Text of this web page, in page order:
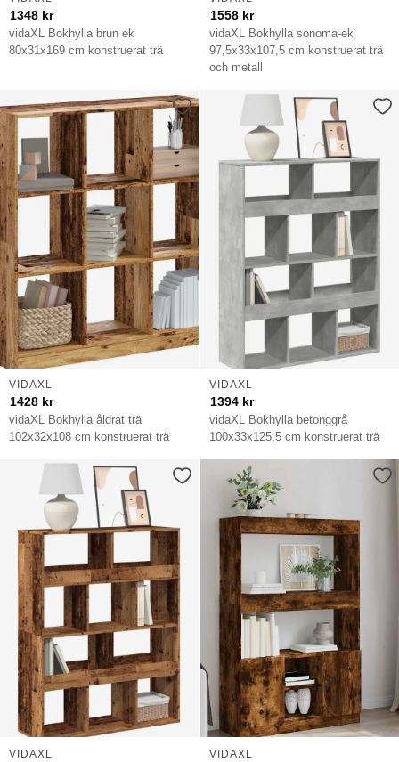
vidaXL Bokhylla brun ek
80x31x169 cm konstruerat trä
1348 kr
vidaXL Bokhylla sonoma-ek
97,5x33x107,5 cm konstruerat trä
och metall
1558 kr
vidaXL Bokhylla åldrat trä
102x32x108 cm konstruerat trä
VIDAXL
1428 kr
vidaXL Bokhylla betonggrå
100x33x125,5 cm konstruerat trä
VIDAXL
1394 kr
VIDAXL VIDAXL